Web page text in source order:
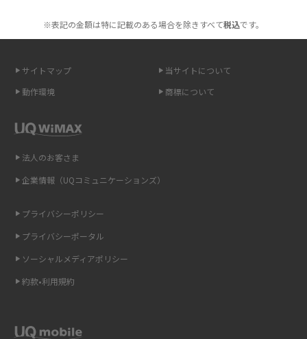
無制限で利用できるポケット型Wi-Fiは？選び方や通信費を抑える方法も紹
ポケット型Wi-Fi（モバイルWi-Fi）とは？おススメする方の特徴や選び方を
即日受け取りできるポケット型Wi-Fiはある？すぐに使うための方法や注意
ONU（光回線終端装置）とは？モデム・ルーター・ホームゲートウェイと
ギガバイト（GB）とは？1GBの目安やギガが足りない時の対処法を紹介
Wi-Fi 6とは？Wi-Fi 5との違いやメリットと注意点、規格の種類も解説
Wi-Fiを自宅に設置する方法は？必要なことやポイントも紹介
※表記の金額は特に記載のある場合を除きすべて税込です。
サイトマップ
当サイトについて
動作環境
商標について
法人のお客さま
企業情報（UQコミュニケーションズ）
プライバシーポリシー
プライバシーポータル
ソーシャルメディアポリシー
約款•利用規約